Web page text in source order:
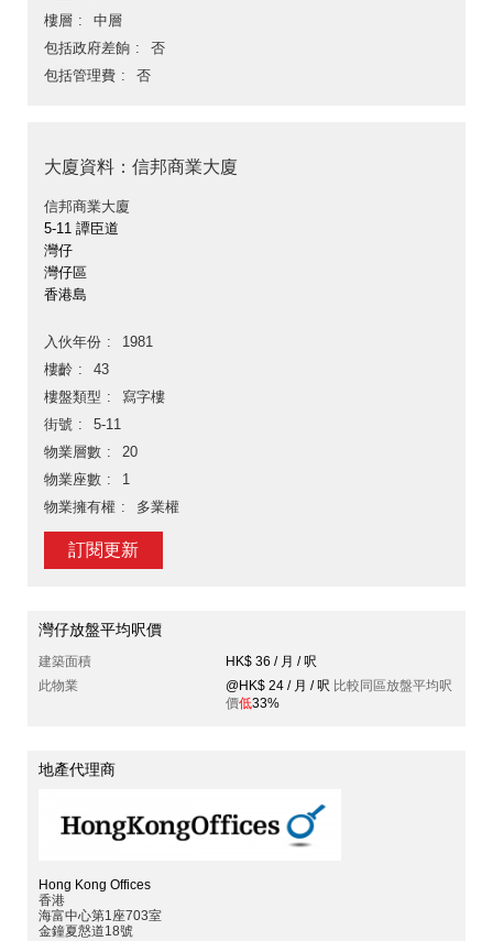
樓層
中層
包括政府差餉
否
包括管理費
否
大廈資料：信邦商業大廈
信邦商業大廈
5-11 譚臣道
灣仔
灣仔區
香港島
入伙年份
1981
樓齡
43
樓盤類型
寫字樓
街號
5-11
物業層數
20
物業座數
1
物業擁有權
多業權
訂閱更新
灣仔放盤平均呎價
建築面積
HK$ 36 / 月 / 呎
此物業
@HK$ 24 / 月 / 呎 比較同區放盤平均呎
價低33%
地產代理商
Hong Kong Offices
香港
海富中心第1座703室
金鐘夏慤道18號